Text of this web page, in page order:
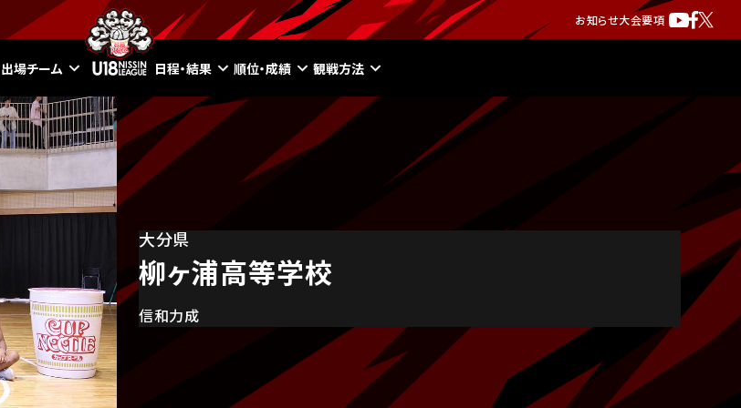
お知らせ大会要項
出場チーム 日程・結果 順位・成績 観戦方法
大分県
柳ヶ浦高等学校
信和力成